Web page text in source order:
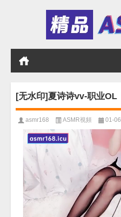
[无水印]夏诗诗vv-职业OL
asmr168 ASMR視頻 01-06